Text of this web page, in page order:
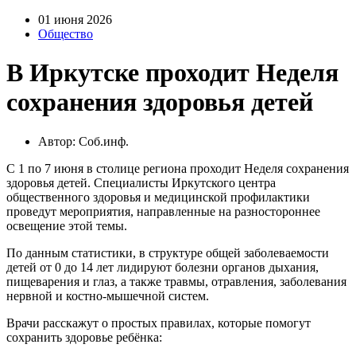
01 июня 2026
Общество
В Иркутске проходит Неделя
сохранения здоровья детей
Автор: Соб.инф.
С 1 по 7 июня в столице региона проходит Неделя сохранения
здоровья детей. Специалисты Иркутского центра
общественного здоровья и медицинской профилактики
проведут мероприятия, направленные на разностороннее
освещение этой темы.
По данным статистики, в структуре общей заболеваемости
детей от 0 до 14 лет лидируют болезни органов дыхания,
пищеварения и глаз, а также травмы, отравления, заболевания
нервной и костно-мышечной систем.
Врачи расскажут о простых правилах, которые помогут
сохранить здоровье ребёнка: